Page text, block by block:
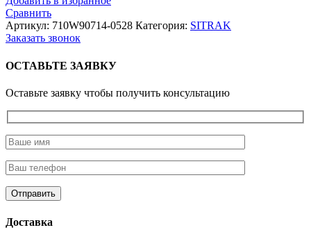
упорная
шестерни
полуоси
наружняя
MCP16
Сравнить
Артикул: 710W90714-0528 Категория: SITRAK
Заказать звонок
ОСТАВЬТЕ ЗАЯВКУ
Оставьте заявку чтобы получить консультацию
Доставка